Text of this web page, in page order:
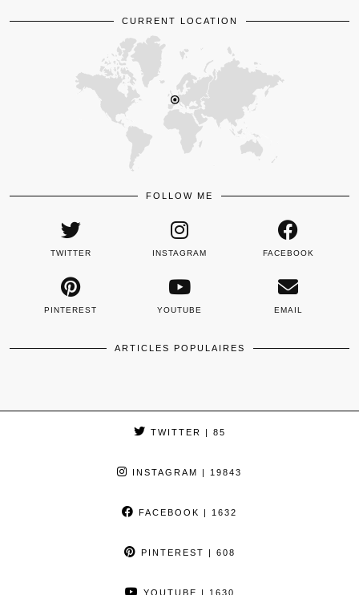
CURRENT LOCATION
FOLLOW ME
TWITTER INSTAGRAM FACEBOOK
PINTEREST YOUTUBE EMAIL
ARTICLES POPULAIRES
TWITTER | 85
INSTAGRAM | 19843
FACEBOOK | 1632
PINTEREST | 608
YOUTUBE | 1630